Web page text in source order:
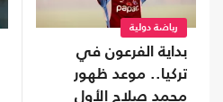
رياضة دولية
بداية الفرعون في
تركيا.. موعد ظهور
محمد صلاح الأول